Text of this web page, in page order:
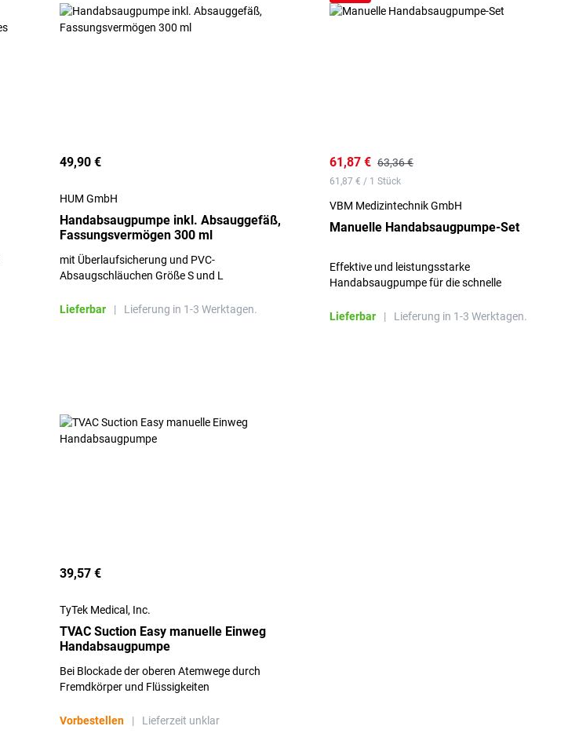
49,90 €
HUM GmbH
Handabsaugpumpe inkl. Absauggefäß,
Fassungsvermögen 300 ml
mit Überlaufsicherung und PVC-
Absaugschläuchen Größe S und L
Lieferbar | Lieferung in 1-3 Werktagen.
61,87 € 63,36 €
61,87 € / 1 Stück
VBM Medizintechnik GmbH
Manuelle Handabsaugpumpe-Set
Effektive und leistungsstarke
Handabsaugpumpe für die schnelle
Nasenbereich in Notfallsituationen.
Lieferbar | Lieferung in 1-3 Werktagen.
39,57 €
TyTek Medical, Inc.
TVAC Suction Easy manuelle Einweg
Handabsaugpumpe
Bei Blockade der oberen Atemwege durch
Fremdkörper und Flüssigkeiten
Vorbestellen | Lieferzeit unklar